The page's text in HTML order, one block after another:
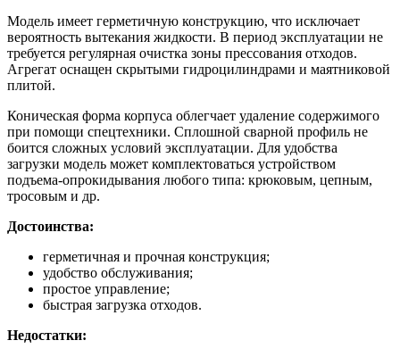
Модель имеет герметичную конструкцию, что исключает
вероятность вытекания жидкости. В период эксплуатации не
требуется регулярная очистка зоны прессования отходов.
Агрегат оснащен скрытыми гидроцилиндрами и маятниковой
плитой.
Коническая форма корпуса облегчает удаление содержимого
при помощи спецтехники. Сплошной сварной профиль не
боится сложных условий эксплуатации. Для удобства
загрузки модель может комплектоваться устройством
подъема-опрокидывания любого типа: крюковым, цепным,
тросовым и др.
Достоинства:
герметичная и прочная конструкция;
удобство обслуживания;
простое управление;
быстрая загрузка отходов.
Недостатки: